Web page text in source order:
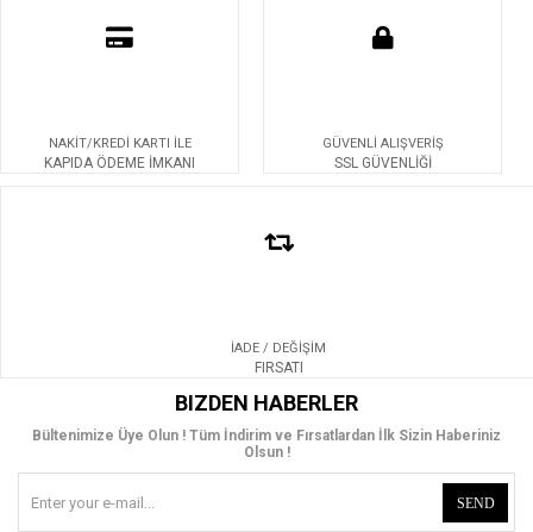
NAKİT/KREDİ KARTI İLE
KAPIDA ÖDEME İMKANI
GÜVENLİ ALIŞVERİŞ
SSL GÜVENLİĞİ
İADE / DEĞİŞİM
FIRSATI
BIZDEN HABERLER
Bültenimize Üye Olun ! Tüm İndirim ve Fırsatlardan İlk Sizin Haberiniz
Olsun !
SEND